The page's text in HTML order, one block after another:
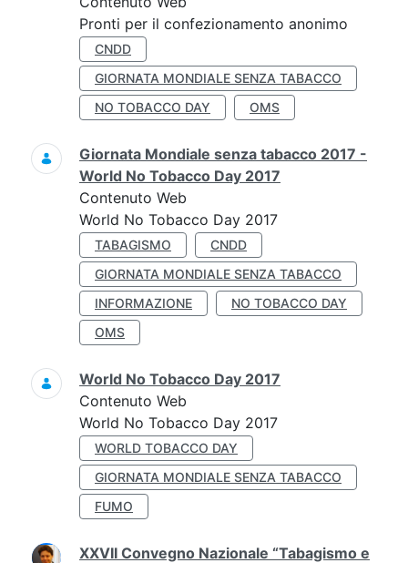
Pronti per il confezionamento anonimo
CNDD
GIORNATA MONDIALE SENZA TABACCO
NO TOBACCO DAY
OMS
Giornata Mondiale senza tabacco 2017 -
World No Tobacco Day 2017
Contenuto Web
World No Tobacco Day 2017
TABAGISMO
CNDD
GIORNATA MONDIALE SENZA TABACCO
INFORMAZIONE
NO TOBACCO DAY
OMS
World No Tobacco Day 2017
Contenuto Web
World No Tobacco Day 2017
WORLD TOBACCO DAY
GIORNATA MONDIALE SENZA TABACCO
FUMO
XXVII Convegno Nazionale “Tabagismo e